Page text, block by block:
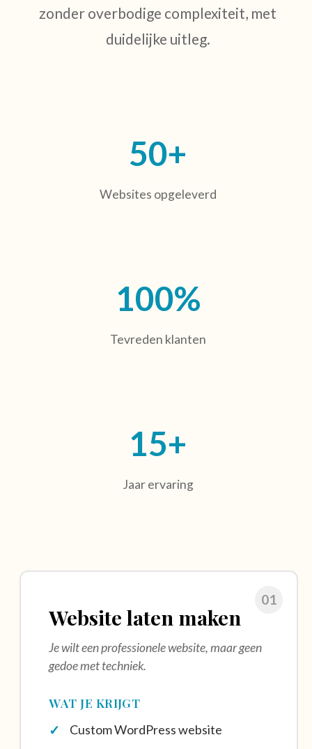
zonder overbodige complexiteit, met
duidelijke uitleg.
50+
Websites opgeleverd
100%
Tevreden klanten
15+
Jaar ervaring
01
Website laten maken
Je wilt een professionele website, maar geen
gedoe met techniek.
WAT JE KRIJGT
Custom WordPress website